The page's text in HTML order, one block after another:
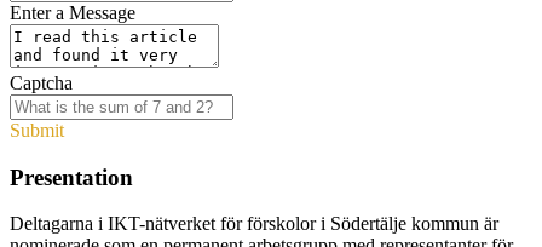
Enter a Message
Captcha
Submit
Presentation
Deltagarna i IKT-nätverket för förskolor i Södertälje kommun är